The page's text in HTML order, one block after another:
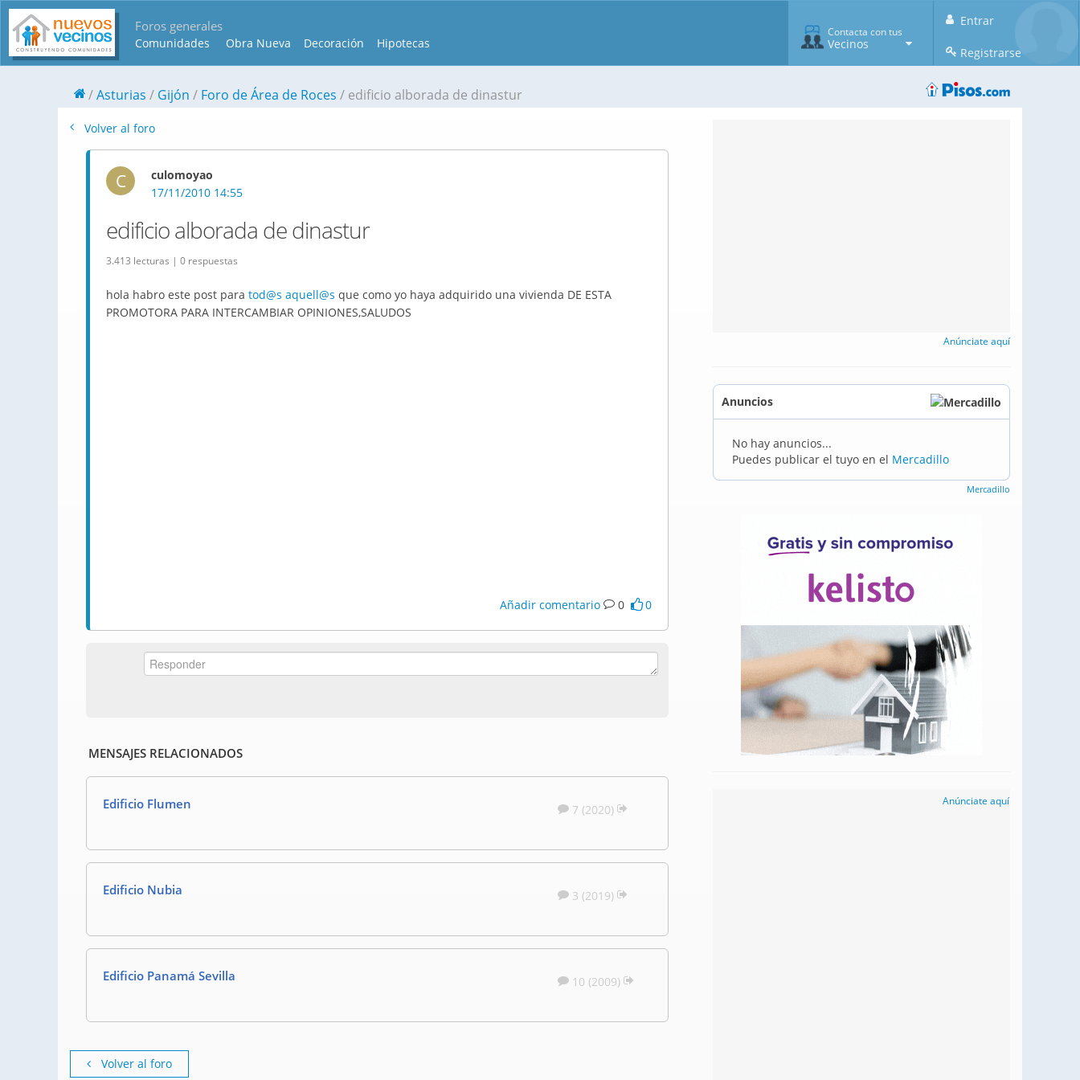
Foros generales
Comunidades Obra Nueva Decoración Hipotecas
Entrar
Registrarse
Contacta con tus
Vecinos
Asturias Gijón Foro de Área de Roces edificio alborada de dinastur
Volver al foro
C
culomoyao
17/11/2010 14:55
edificio alborada de dinastur
3.413 lecturas | 0 respuestas
hola habro este post para tod@s aquell@s que como yo haya adquirido una vivienda DE ESTA
PROMOTORA PARA INTERCAMBIAR OPINIONES,SALUDOS
Añadir comentario 0 0
MENSAJES RELACIONADOS
Edificio Flumen 7 (2020)
Edificio Nubia 3 (2019)
Edificio Panamá Sevilla 10 (2009)
Volver al foro
Anúnciate aquí
Anuncios
No hay anuncios...
Puedes publicar el tuyo en el Mercadillo
Mercadillo
Anúnciate aquí